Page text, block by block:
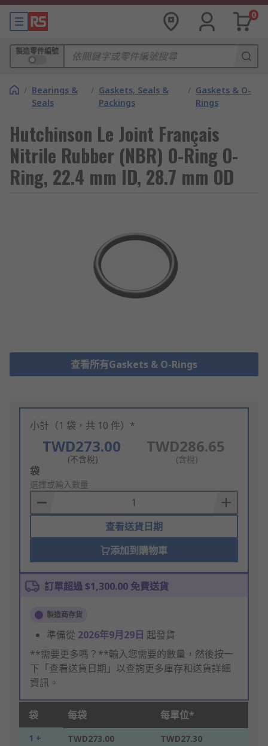
0
製造零件編號
/ Bearings &
Seals
/ Gaskets, Seals &
Packings
/ Gaskets & O-
Rings
Hutchinson Le Joint Français
Nitrile Rubber (NBR) O-Ring O-
Ring, 22.4 mm ID, 28.7 mm OD
查看所有Gaskets & O-Rings
小計（1 袋，共 10 件）*
TWD273.00
(不含稅)
TWD286.65
(含稅)
Add
to
Basket
袋
選擇或輸入數量
查看送貨日期
添加到購物車
訂單超過 $1,300.00 免費送貨
製造商存貨
準備從 2026年9月29日 起發貨
**需要更多嗎？**輸入您需要的數量，然後按一
下「查看送貨日期」以查詢更多庫存和送貨詳細
資訊。
袋 每袋 每單位*
1 + TWD273.00 TWD27.30